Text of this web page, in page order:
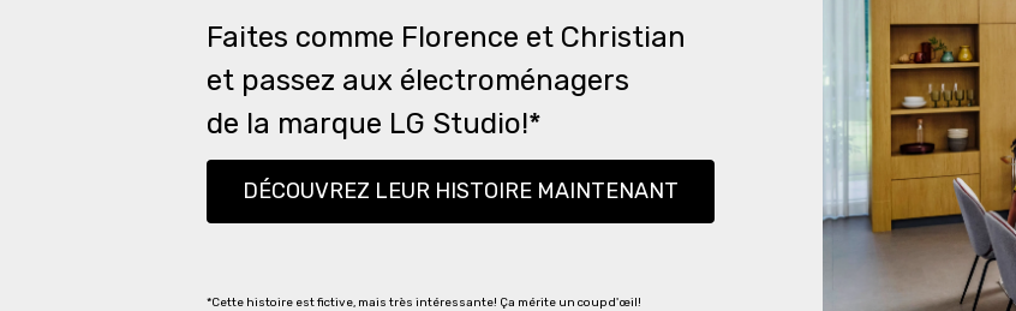
Faites comme Florence et Christian
et passez aux électroménagers
de la marque LG Studio!*
DÉCOUVREZ LEUR HISTOIRE MAINTENANT
*Cette histoire est fictive, mais très intéressante! Ça mérite un coup d'œil!